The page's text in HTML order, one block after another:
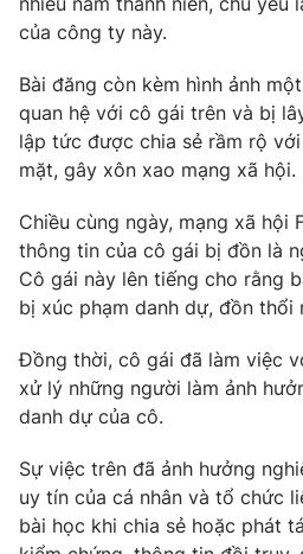
Ðiện thoại Thời báo VTV:
Liên hệ quảng cáo:
024-7300.7108
thuận bằng văn bản. Ghi rõ nguồn
thông tin từ website này.
của công ty này.
Bài đăng còn kèm hình ảnh
quan hệ với cô gái trên và bị
lập tức được chia sẻ rầm rộ
mặt, gây xôn xao mạng xã hội.
Chiều cùng ngày, mạng xã hội
thông tin của cô gái bị đồn là
Cô gái này lên tiếng cho rằng
bị xúc phạm danh dự, đồn thổi
Đồng thời, cô gái đã làm việc
xử lý những người làm ảnh
danh dự của cô.
Sự việc trên đã ảnh hưởng
uy tín của cá nhân và tổ chức
bài học khi chia sẻ hoặc phát